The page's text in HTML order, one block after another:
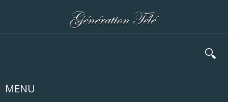
🔍
MENU